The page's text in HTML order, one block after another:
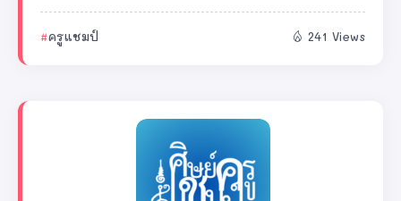
ครูแชมป์ 241 Views